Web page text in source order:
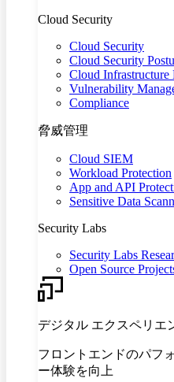
Cloud Security
Cloud Security
Cloud Security
Cloud Infrastructure
Vulnerability
Compliance
脅威管理
Cloud SIEM
Workload Protection
App and API
Sensitive Data
Security Labs
Security Labs
Open Source
デジタル エクスペリエ
フロントエンドのパフ
ー体験を向上